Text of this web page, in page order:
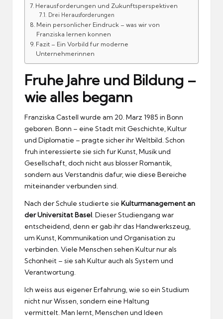
Herausforderungen und Zukunftsperspektiven
Drei Herausforderungen
Mein personlicher Eindruck – was wir von
Franziska lernen konnen
Fazit – Ein Vorbild fur moderne
Unternehmerinnen
Fruhe Jahre und Bildung –
wie alles begann
Franziska Castell wurde am 20. Marz 1985 in Bonn
geboren. Bonn – eine Stadt mit Geschichte, Kultur
und Diplomatie – pragte sicher ihr Weltbild. Schon
fruh interessierte sie sich fur Kunst, Musik und
Gesellschaft, doch nicht aus blosser Romantik,
sondern aus Verstandnis dafur, wie diese Bereiche
miteinander verbunden sind.
Nach der Schule studierte sie Kulturmanagement an
der Universitat Basel Dieser Studiengang war
entscheidend, denn er gab ihr das Handwerkszeug,
um Kunst, Kommunikation und Organisation zu
verbinden. Viele Menschen sehen Kultur nur als
Schonheit – sie sah Kultur auch als System und
Verantwortung.
Ich weiss aus eigener Erfahrung, wie so ein Studium
nicht nur Wissen, sondern eine Haltung
vermittelt. Man lernt, Menschen und Ideen